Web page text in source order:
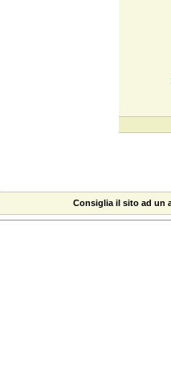
Consiglia il sito ad un